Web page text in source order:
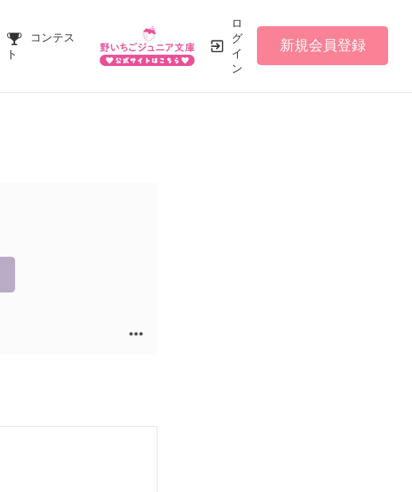
コンテス
ト
ロ
グ
イ
ン
新規会員登録